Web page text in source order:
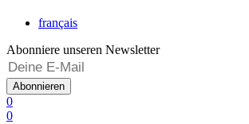
français
Abonniere unseren Newsletter
Abonnieren
0
0